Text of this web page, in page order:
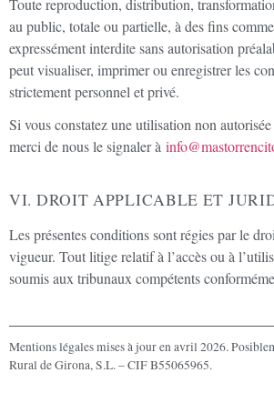
Toute reproduction, distribution,
au public, totale ou partielle, à des fins
expressément interdite sans autorisation
peut visualiser, imprimer ou enregistrer les
strictement personnel et privé.
Si vous constatez une utilisation non
merci de nous le signaler à
VI. DROIT APPLICABLE ET
Les présentes conditions sont régies par le
vigueur. Tout litige relatif à l’accès ou à
soumis aux tribunaux compétents
Mentions légales mises à jour en avril 2026.
Rural de Girona, S.L. – CIF B55065965.